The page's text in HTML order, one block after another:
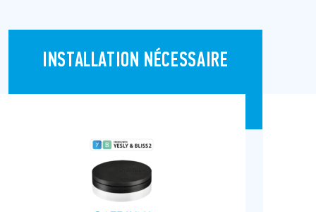
INSTALLATION NÉCESSAIRE